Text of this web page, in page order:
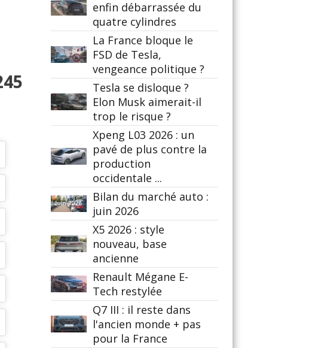
enfin débarrassée du
quatre cylindres
La France bloque le
FSD de Tesla,
vengeance politique ?
Tesla se disloque ?
Elon Musk aimerait-il
trop le risque ?
Xpeng L03 2026 : un
pavé de plus contre la
production
occidentale ...
Bilan du marché auto :
juin 2026
X5 2026 : style
nouveau, base
ancienne
Renault Mégane E-
Tech restylée
Q7 III : il reste dans
l'ancien monde + pas
pour la France